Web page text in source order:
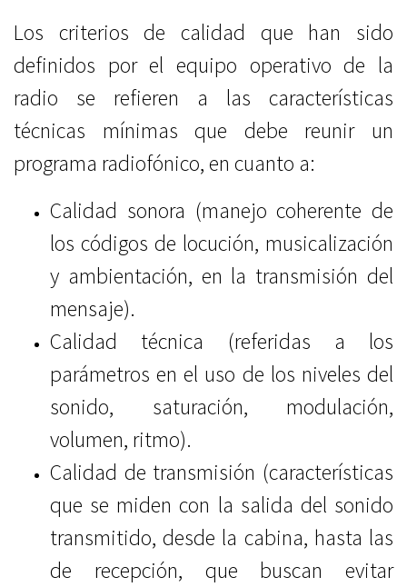
Los criterios de calidad que han sido
definidos por el equipo operativo de la
radio se refieren a las características
técnicas mínimas que debe reunir un
programa radiofónico, en cuanto a:
Calidad sonora (manejo coherente de
los códigos de locución, musicalización
y ambientación, en la transmisión del
mensaje).
Calidad técnica (referidas a los
parámetros en el uso de los niveles del
sonido, saturación, modulación,
volumen, ritmo).
Calidad de transmisión (características
que se miden con la salida del sonido
transmitido, desde la cabina, hasta las
de recepción, que buscan evitar